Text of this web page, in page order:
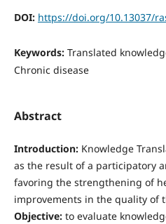
DOI: https://doi.org/10.13037/
Keywords: Translated
Chronic disease
Abstract
Introduction:Knowledge
as the result of a participatory
favoring the strengthening of
improvements in the quality of
Objective:to evaluate